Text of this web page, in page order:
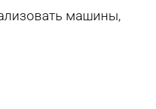
машины,